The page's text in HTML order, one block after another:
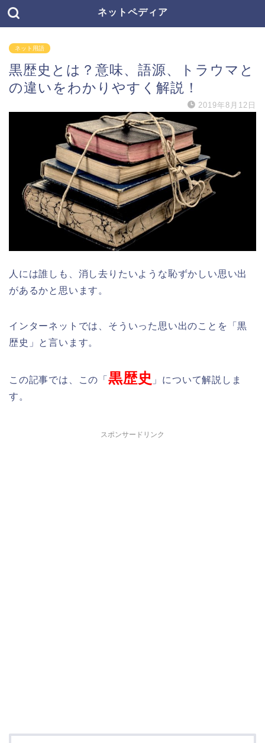
ネットペディア
ネット用語
黒歴史とは？意味、語源、トラウマと
の違いをわかりやすく解説！
2019年8月12日
人には誰しも、消し去りたいような恥ずかしい思い出
があるかと思います。
インターネットでは、そういった思い出のことを「黒
歴史」と言います。
この記事では、この「 黒歴史 」について解説しま
す。
スポンサードリンク